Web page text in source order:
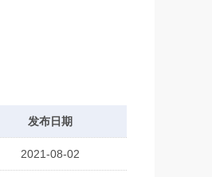
发布日期
2021-08-02